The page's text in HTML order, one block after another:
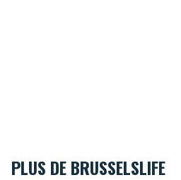
PLUS DE BRUSSELSLIFE